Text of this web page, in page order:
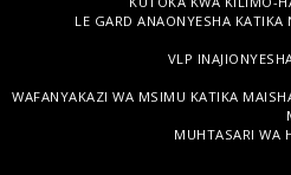
LE GARD ANAONYESHA
VLP
WAFANYAKAZI WA MSIMU KATIKA
MUHTASARI WA